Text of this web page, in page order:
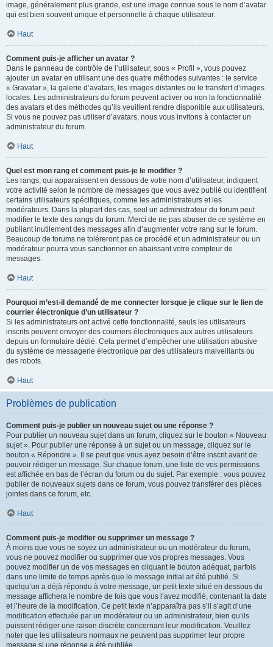
image, généralement plus grande, est une image connue sous le nom d’avatar
qui est bien souvent unique et personnelle à chaque utilisateur.
Haut
Comment puis-je afficher un avatar ?
Dans le panneau de contrôle de l’utilisateur, sous « Profil », vous pouvez
ajouter un avatar en utilisant une des quatre méthodes suivantes : le service
« Gravatar », la galerie d’avatars, les images distantes ou le transfert d’images
locales. Les administrateurs du forum peuvent activer ou non la fonctionnalité
des avatars et des méthodes qu’ils veuillent rendre disponible aux utilisateurs.
Si vous ne pouvez pas utiliser d’avatars, nous vous invitons à contacter un
administrateur du forum.
Haut
Quel est mon rang et comment puis-je le modifier ?
Les rangs, qui apparaissent en dessous de votre nom d’utilisateur, indiquent
votre activité selon le nombre de messages que vous avez publié ou identifient
certains utilisateurs spécifiques, comme les administrateurs et les
modérateurs. Dans la plupart des cas, seul un administrateur du forum peut
modifier le texte des rangs du forum. Merci de ne pas abuser de ce système en
publiant inutilement des messages afin d’augmenter votre rang sur le forum.
Beaucoup de forums ne toléreront pas ce procédé et un administrateur ou un
modérateur pourra vous sanctionner en abaissant votre compteur de
messages.
Haut
Pourquoi m’est-il demandé de me connecter lorsque je clique sur le lien de
courrier électronique d’un utilisateur ?
Si les administrateurs ont activé cette fonctionnalité, seuls les utilisateurs
inscrits peuvent envoyer des courriers électroniques aux autres utilisateurs
depuis un formulaire dédié. Cela permet d’empêcher une utilisation abusive
du système de messagerie électronique par des utilisateurs malveillants ou
des robots.
Haut
Problèmes de publication
Comment puis-je publier un nouveau sujet ou une réponse ?
Pour publier un nouveau sujet dans un forum, cliquez sur le bouton « Nouveau
sujet ». Pour publier une réponse à un sujet ou un message, cliquez sur le
bouton « Répondre ». Il se peut que vous ayez besoin d’être inscrit avant de
pouvoir rédiger un message. Sur chaque forum, une liste de vos permissions
est affichée en bas de l’écran du forum ou du sujet. Par exemple : vous pouvez
publier de nouveaux sujets dans ce forum, vous pouvez transférer des pièces
jointes dans ce forum, etc.
Haut
Comment puis-je modifier ou supprimer un message ?
À moins que vous ne soyez un administrateur ou un modérateur du forum,
vous ne pouvez modifier ou supprimer que vos propres messages. Vous
pouvez modifier un de vos messages en cliquant le bouton adéquat, parfois
dans une limite de temps après que le message initial ait été publié. Si
quelqu’un a déjà répondu à votre message, un petit texte situé en dessous du
message affichera le nombre de fois que vous l’avez modifié, contenant la date
et l’heure de la modification. Ce petit texte n’apparaîtra pas s’il s’agit d’une
modification effectuée par un modérateur ou un administrateur, bien qu’ils
puissent rédiger une raison discrète concernant leur modification. Veuillez
noter que les utilisateurs normaux ne peuvent pas supprimer leur propre
message si une réponse a été publiée.